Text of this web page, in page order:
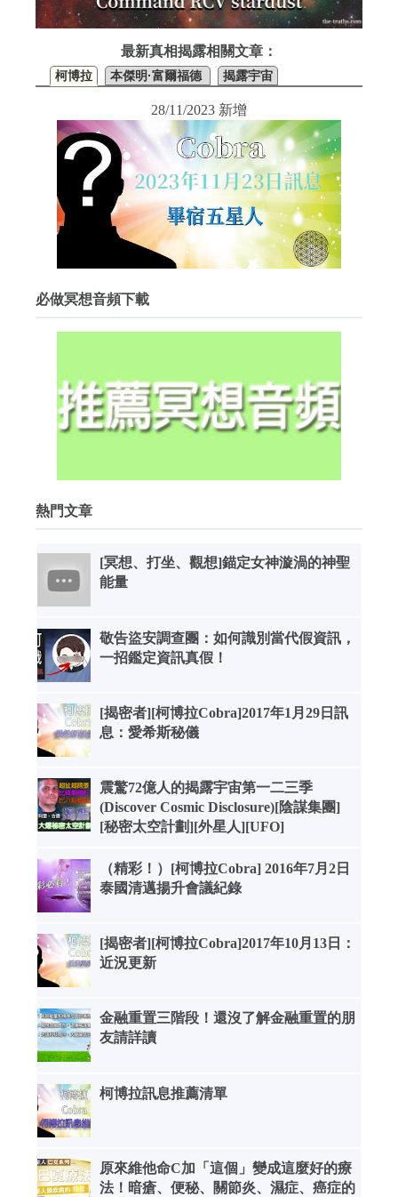
最新真相揭露相關文章：
柯博拉 本傑明·富爾福德 揭露宇宙
28/11/2023 新增
必做冥想音頻下載
熱門文章
[冥想、打坐、觀想]錨定女神漩渦的神聖
能量
敬告盜安調查團：如何識別當代假資訊，
一招鑑定資訊真假！
[揭密者][柯博拉Cobra]2017年1月29日訊
息：愛希斯秘儀
震驚72億人的揭露宇宙第一二三季
(Discover Cosmic Disclosure)[陰謀集團]
[秘密太空計劃][外星人][UFO]
（精彩！）[柯博拉Cobra] 2016年7月2日
泰國清邁揚升會議紀錄
[揭密者][柯博拉Cobra]2017年10月13日：
近況更新
金融重置三階段！還沒了解金融重置的朋
友請詳讀
柯博拉訊息推薦清單
原來維他命C加「這個」變成這麼好的療
法！暗瘡、便秘、關節炎、濕症、癌症的